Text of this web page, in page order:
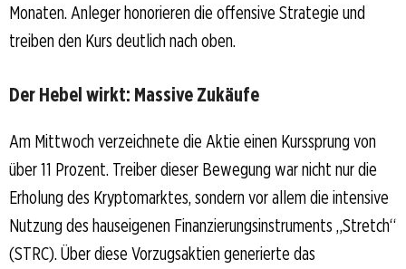
Monaten. Anleger honorieren die offensive Strategie und
treiben den Kurs deutlich nach oben.
Der Hebel wirkt: Massive Zukäufe
Am Mittwoch verzeichnete die Aktie einen Kurssprung von
über 11 Prozent. Treiber dieser Bewegung war nicht nur die
Erholung des Kryptomarktes, sondern vor allem die intensive
Nutzung des hauseigenen Finanzierungsinstruments „Stretch“
(STRC). Über diese Vorzugsaktien generierte das